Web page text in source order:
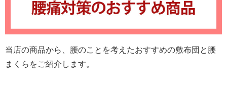
当店の商品から、腰のことを考えたおすすめの敷布団と腰
まくらをご紹介します。